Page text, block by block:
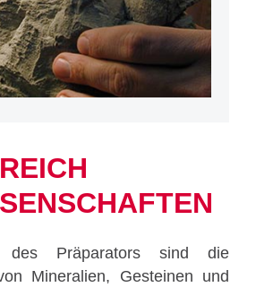
des Präparators sind die
Mineralien, Gesteinen und